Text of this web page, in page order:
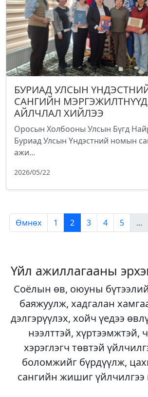
БУРИАД УЛСЫН
САНГИЙН
АЙЛЧЛАЛ ХИЙЛЭЭ
Оросын Холбооны Улсын Бүгд
Буриад Улсын Үндэстний номын
ажи...
2026/05/22
Өмнөх 1 2 3 4 5 ...
Үйл ажиллагааны
Соёлын өв, оюуны
баяжуулж, хадгалан
дэлгэрүүлэх, хойч үедээ
нээлттэй, хүртээмжтэй,
хэрэглэгч төвтэй
боломжийг бүрдүүлж,
сангийн жишиг үйлчилгээ